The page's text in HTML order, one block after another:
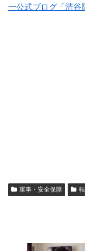
一公式ブログ「清谷
軍事・安全保障